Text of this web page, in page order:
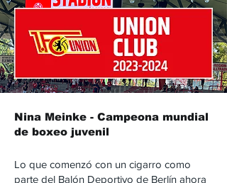
Nina Meinke - Campeona mundial
de boxeo juvenil
Lo que comenzó con un cigarro como
parte del Balón Deportivo de Berlín ahora